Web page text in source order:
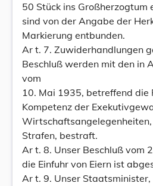
50 Stück ins
sind von der Angabe der
Markierung entbunden.
Ar t. 7. Zuwiderhandlungen
Beschluß werden mit den in
vom
10. Mai 1935, betreffend die
Kompetenz der
Wirtschaftsangelegenheiten,
Strafen, bestraft.
Ar t. 8. Unser Beschluß vom
die Einfuhr von Eiern ist
Ar t. 9. Unser